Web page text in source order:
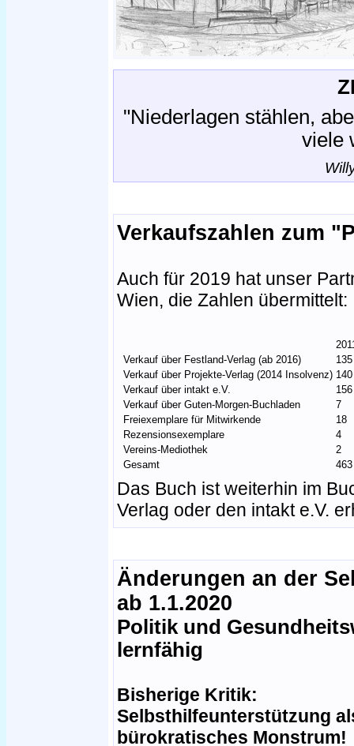
"Niederlagen stählen,
viele
Verkaufszahlen zum
Auch für 2019 hat unser
Wien, die Zahlen übermittelt:
Verkauf über Festland-Verlag (ab 2016)
135
Verkauf über Projekte-Verlag (2014 Insolvenz) 140
Verkauf über intakt e.V.
156
Verkauf über Guten-Morgen-Buchladen
7
Freiexemplare für Mitwirkende
18
Rezensionsexemplare
4
Vereins-Mediothek
2
Gesamt
463
Das Buch ist weiterhin im
Verlag oder den intakt e.V.
Änderungen an der
ab 1.1.2020
Politik und
lernfähig
Bisherige Kritik:
Selbsthilfeunterstützung
bürokratisches Monstrum!